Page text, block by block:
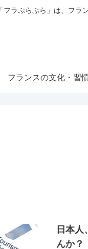
「フラぷらぷら」は、フ
フランスの文化・習
日本人
んか？